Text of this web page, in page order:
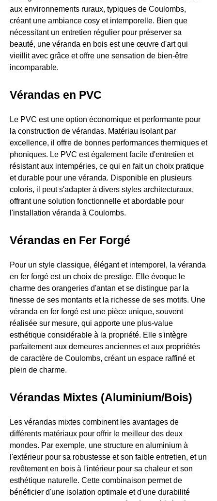
aux environnements ruraux, typiques de Coulombs,
créant une ambiance cosy et intemporelle. Bien que
nécessitant un entretien régulier pour préserver sa
beauté, une véranda en bois est une œuvre d'art qui
vieillit avec grâce et offre une sensation de bien-être
incomparable.
Vérandas en PVC
Le PVC est une option économique et performante pour
la construction de vérandas. Matériau isolant par
excellence, il offre de bonnes performances thermiques et
phoniques. Le PVC est également facile d'entretien et
résistant aux intempéries, ce qui en fait un choix pratique
et durable pour une véranda. Disponible en plusieurs
coloris, il peut s'adapter à divers styles architecturaux,
offrant une solution fonctionnelle et abordable pour
l'installation véranda à Coulombs.
Vérandas en Fer Forgé
Pour un style classique, élégant et intemporel, la véranda
en fer forgé est un choix de prestige. Elle évoque le
charme des orangeries d'antan et se distingue par la
finesse de ses montants et la richesse de ses motifs. Une
véranda en fer forgé est une pièce unique, souvent
réalisée sur mesure, qui apporte une plus-value
esthétique considérable à la propriété. Elle s'intègre
parfaitement aux demeures anciennes et aux propriétés
de caractère de Coulombs, créant un espace raffiné et
plein de charme.
Vérandas Mixtes (Aluminium/Bois)
Les vérandas mixtes combinent les avantages de
différents matériaux pour offrir le meilleur des deux
mondes. Par exemple, une structure en aluminium à
l'extérieur pour sa robustesse et son faible entretien, et un
revêtement en bois à l'intérieur pour sa chaleur et son
esthétique naturelle. Cette combinaison permet de
bénéficier d'une isolation optimale et d'une durabilité